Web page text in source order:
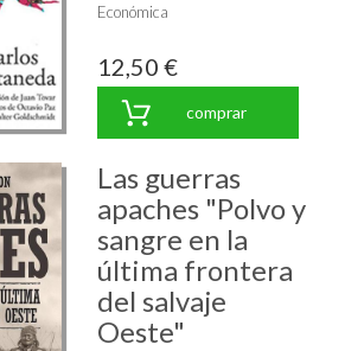
Económica
12,50 €
comprar
Las guerras
apaches "Polvo y
sangre en la
última frontera
del salvaje
Oeste"